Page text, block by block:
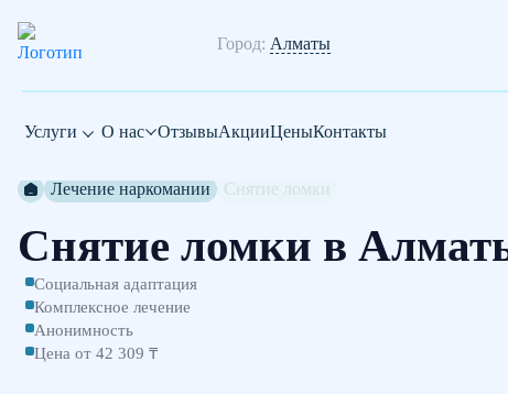
Город: Алматы
Услуги О нас ОтзывыАкцииЦеныКонтакты
Лечение наркомании
Снятие ломки в
Социальная адаптация
Комплексное лечение
Анонимность
Цена от 42 309 ₸